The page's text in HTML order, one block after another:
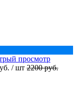
просмотр
/ шт 2200 руб.